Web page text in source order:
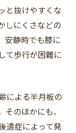
と抜けやすくな
しにくさなどの
安静時でも膝に
て歩行が困難に
による半月板の
のほかにも、
遺症によって発